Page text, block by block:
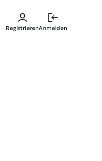
springen
RegistrierenAnmelden